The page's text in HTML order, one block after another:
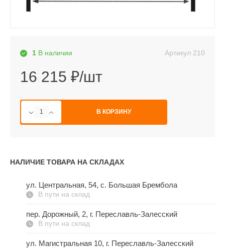
1 В наличии Артикул 210
16 215 ₽/шт
В КОРЗИНУ
НАЛИЧИЕ ТОВАРА НА СКЛАДАХ
ул. Центральная, 54, c. Большая Брембола
В пути на склад
пер. Дорожный, 2, г. Переславль-Залесский
В пути на склад
ул. Магистральная 10, г. Переславль-Залесский